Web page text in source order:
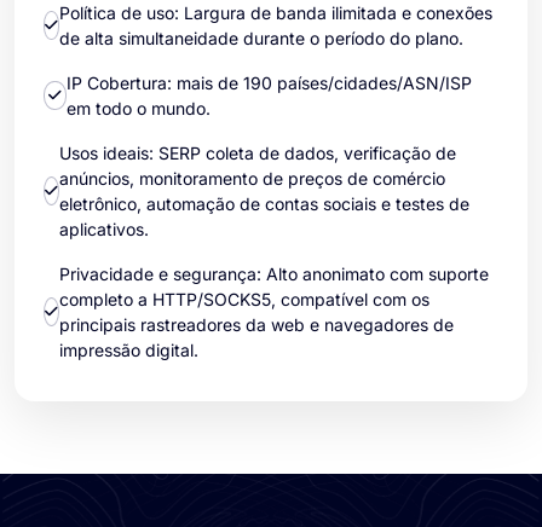
Política de uso: Largura de banda ilimitada e conexões
de alta simultaneidade durante o período do plano.
IP Cobertura: mais de 190 países/cidades/ASN/ISP
em todo o mundo.
Usos ideais: SERP coleta de dados, verificação de
anúncios, monitoramento de preços de comércio
eletrônico, automação de contas sociais e testes de
aplicativos.
Privacidade e segurança: Alto anonimato com suporte
completo a HTTP/SOCKS5, compatível com os
principais rastreadores da web e navegadores de
impressão digital.